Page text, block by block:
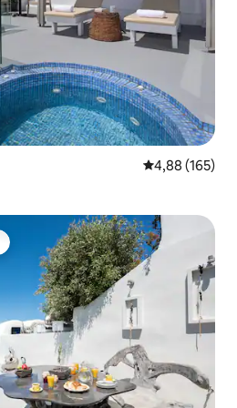
4,88 de uma
4,88 (165)